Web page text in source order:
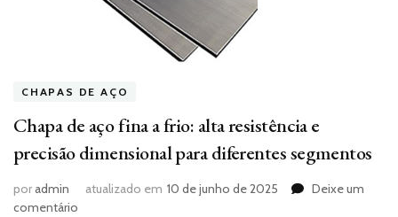
CHAPAS DE AÇO
Chapa de aço fina a frio: alta resistência e
precisão dimensional para diferentes segmentos
poradmin atualizado em 10 de junho de 2025
Deixe um
comentário